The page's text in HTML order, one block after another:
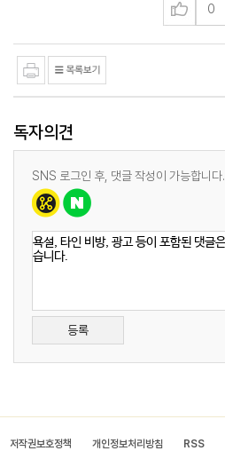
0
독자의견
SNS 로그인 후, 댓글 작성이 가능합니다.
등록
저작권보호정책 개인정보처리방침 RSS